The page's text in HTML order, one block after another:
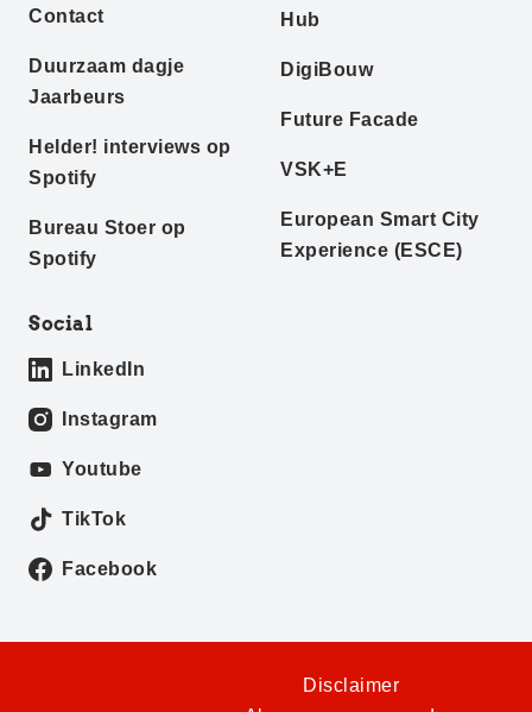
Contact
Duurzaam dagje
Jaarbeurs
Helder! interviews op
Spotify
Bureau Stoer op
Spotify
Hub
DigiBouw
Future Facade
VSK+E
European Smart City
Experience (ESCE)
Social
LinkedIn
Instagram
Youtube
TikTok
Facebook
Disclaimer